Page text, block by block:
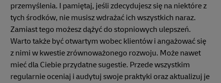
przemyślenia. I pamiętaj, jeśli zdecydujesz się na niektóre z
tych środków, nie musisz wdrażać ich wszystkich naraz.
Zamiast tego możesz dążyć do stopniowych ulepszeń.
Warto także być otwartym wobec klientów i angażować się
z nimi w kwestie zrównoważonego rozwoju. Może nawet
mieć dla Ciebie przydatne sugestie. Przede wszystkim
regularnie oceniaj i audytuj swoje praktyki oraz aktualizuj je